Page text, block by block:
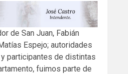
de San Juan, Fabián
Espejo; autoridades
participantes de distintas
fuimos parte de